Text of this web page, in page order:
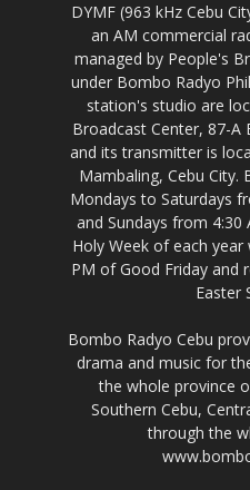
DYMF (963 kHz Cebu
an AM commercial
managed by People's
under Bombo Radyo
station's studio are
Broadcast Center, 87-A
and its transmitter is
Mambaling, Cebu City.
Mondays to Saturdays
and Sundays from
Holy Week of each
PM of Good Friday and
Easter
Bombo Radyo Cebu
drama and music for
the whole province
Southern Cebu,
through the